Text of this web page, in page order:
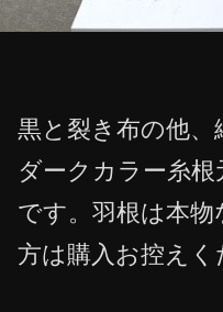
黒と裂き布の他、
ダークカラー糸根
です。羽根は本
方は購入お控えく